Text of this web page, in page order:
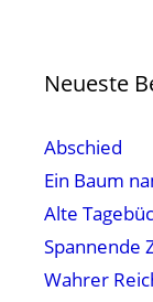
Neueste
Abschied
Ein Baum
Alte
Spannende
Wahrer